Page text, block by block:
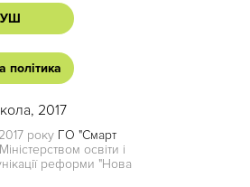
політика
2017
року ГО "Смарт
освіти і
реформи "Нова